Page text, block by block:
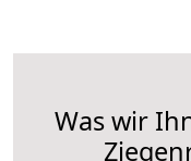
Was wir